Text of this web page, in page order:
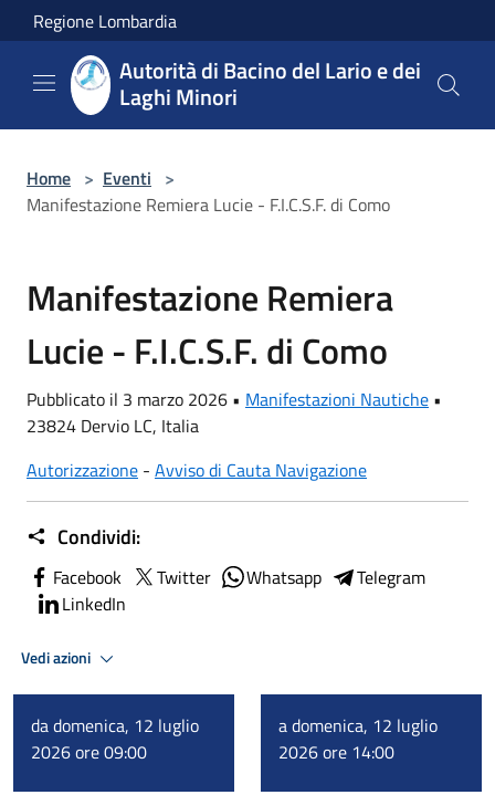
Salta al contenuto principale
Regione Lombardia
Autorità di Bacino del Lario e dei
Laghi Minori
Home > Eventi >
Manifestazione Remiera Lucie - F.I.C.S.F. di Como
Manifestazione Remiera
Lucie - F.I.C.S.F. di Como
Pubblicato il 3 marzo 2026 • Manifestazioni Nautiche •
23824 Dervio LC, Italia
Autorizzazione - Avviso di Cauta Navigazione
Condividi:
Facebook Twitter Whatsapp
Telegram
LinkedIn
Vedi azioni
da domenica, 12 luglio
2026 ore 09:00
a domenica, 12 luglio
2026 ore 14:00